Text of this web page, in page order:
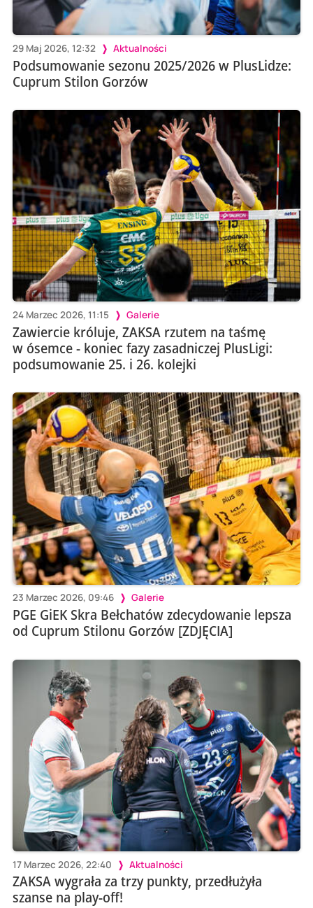
29 Maj 2026, 12:32 Aktualności
Podsumowanie sezonu 2025/2026 w PlusLidze:
Cuprum Stilon Gorzów
24 Marzec 2026, 11:15 Galerie
Zawiercie króluje, ZAKSA rzutem na taśmę
w ósemce - koniec fazy zasadniczej PlusLigi:
podsumowanie 25. i 26. kolejki
23 Marzec 2026, 09:46 Galerie
PGE GiEK Skra Bełchatów zdecydowanie lepsza
od Cuprum Stilonu Gorzów [ZDJĘCIA]
17 Marzec 2026, 22:40 Aktualności
ZAKSA wygrała za trzy punkty, przedłużyła
szanse na play-off!